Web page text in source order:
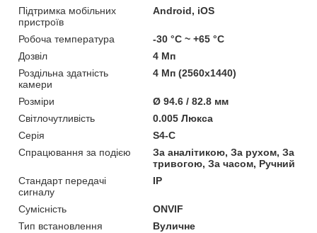
Підтримка мобільних
пристроїв
Android, iOS
Робоча температура
-30 °C ~ +65 °C
Дозвіл
4 Мп
Роздільна здатність
камери
4 Мп (2560x1440)
Розміри
Ø 94.6 / 82.8 мм
Світлочутливість
0.005 Люкса
Серія
S4-C
Спрацювання за подією
За аналітикою, За рухом, За
тривогою, За часом, Ручний
Стандарт передачі
сигналу
IP
Сумісність
ONVIF
Тип встановлення
Вуличне